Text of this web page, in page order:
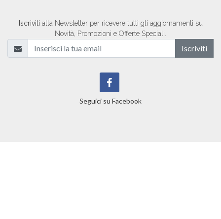
Iscriviti alla Newsletter per ricevere tutti gli aggiornamenti su
Novità, Promozioni e Offerte Speciali.
Iscriviti
Seguici su Facebook